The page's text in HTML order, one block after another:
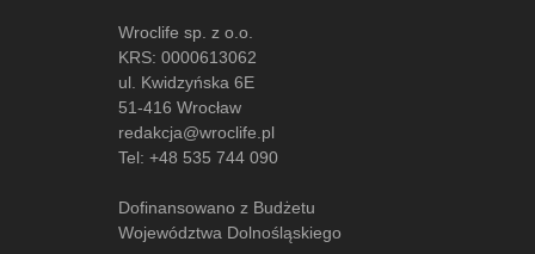
Wroclife sp. z o.o.
KRS: 0000613062
ul. Kwidzyńska 6E
51-416 Wrocław
redakcja@wroclife.pl
Tel: +48 535 744 090
Dofinansowano z Budżetu
Województwa Dolnośląskiego